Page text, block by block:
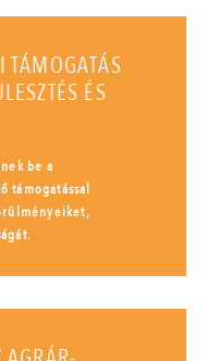
ÉS
be a
támogatással